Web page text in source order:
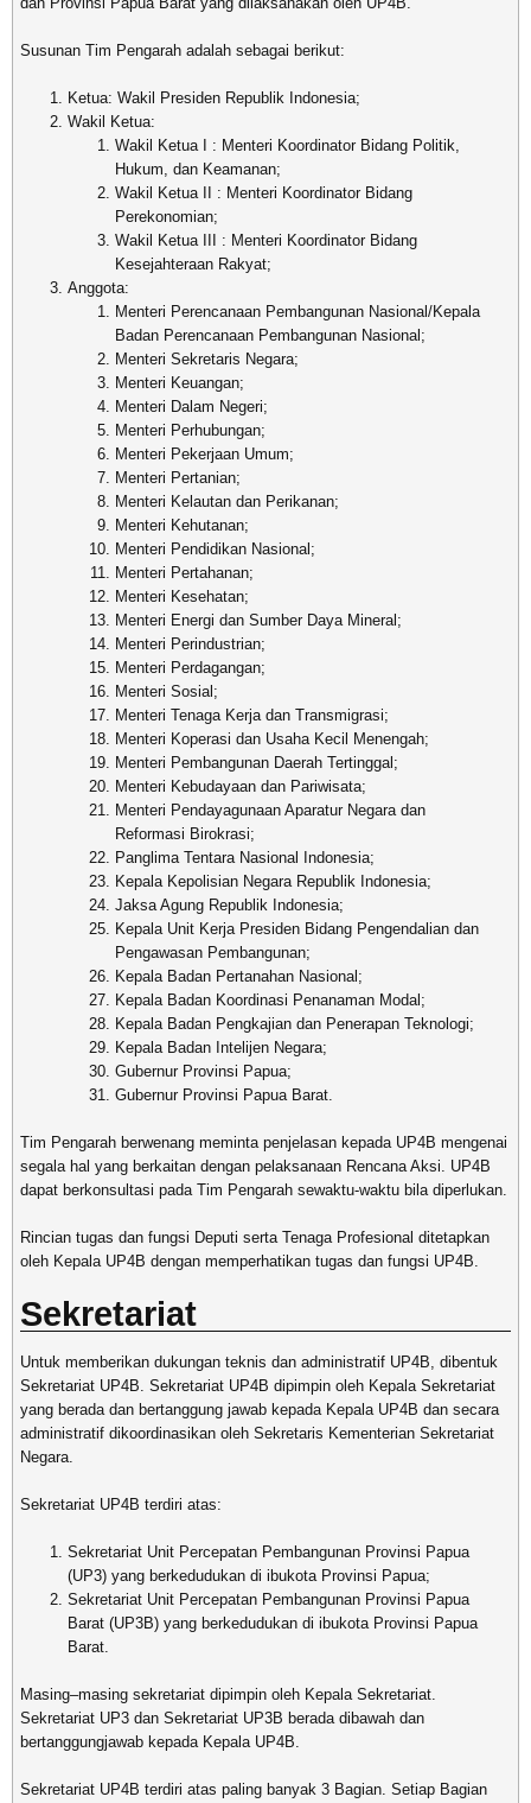
Susunan Tim Pengarah adalah sebagai berikut:
Ketua: Wakil Presiden Republik Indonesia;
Wakil Ketua:
Wakil Ketua I : Menteri Koordinator Bidang Politik,
Hukum, dan Keamanan;
Wakil Ketua II : Menteri Koordinator Bidang
Perekonomian;
Wakil Ketua III : Menteri Koordinator Bidang
Kesejahteraan Rakyat;
Anggota:
Menteri Perencanaan Pembangunan Nasional/Kepala
Badan Perencanaan Pembangunan Nasional;
Menteri Sekretaris Negara;
Menteri Keuangan;
Menteri Dalam Negeri;
Menteri Perhubungan;
Menteri Pekerjaan Umum;
Menteri Pertanian;
Menteri Kelautan dan Perikanan;
Menteri Kehutanan;
Menteri Pendidikan Nasional;
Menteri Pertahanan;
Menteri Kesehatan;
Menteri Energi dan Sumber Daya Mineral;
Menteri Perindustrian;
Menteri Perdagangan;
Menteri Sosial;
Menteri Tenaga Kerja dan Transmigrasi;
Menteri Koperasi dan Usaha Kecil Menengah;
Menteri Pembangunan Daerah Tertinggal;
Menteri Kebudayaan dan Pariwisata;
Menteri Pendayagunaan Aparatur Negara dan
Reformasi Birokrasi;
Panglima Tentara Nasional Indonesia;
Kepala Kepolisian Negara Republik Indonesia;
Jaksa Agung Republik Indonesia;
Kepala Unit Kerja Presiden Bidang Pengendalian dan
Pengawasan Pembangunan;
Kepala Badan Pertanahan Nasional;
Kepala Badan Koordinasi Penanaman Modal;
Kepala Badan Pengkajian dan Penerapan Teknologi;
Kepala Badan Intelijen Negara;
Gubernur Provinsi Papua;
Gubernur Provinsi Papua Barat.
Tim Pengarah berwenang meminta penjelasan kepada UP4B mengenai
segala hal yang berkaitan dengan pelaksanaan Rencana Aksi. UP4B
dapat berkonsultasi pada Tim Pengarah sewaktu-waktu bila diperlukan.
Rincian tugas dan fungsi Deputi serta Tenaga Profesional ditetapkan
oleh Kepala UP4B dengan memperhatikan tugas dan fungsi UP4B.
Sekretariat
Untuk memberikan dukungan teknis dan administratif UP4B, dibentuk
Sekretariat UP4B. Sekretariat UP4B dipimpin oleh Kepala Sekretariat
yang berada dan bertanggung jawab kepada Kepala UP4B dan secara
administratif dikoordinasikan oleh Sekretaris Kementerian Sekretariat
Negara.
Sekretariat UP4B terdiri atas:
Sekretariat Unit Percepatan Pembangunan Provinsi Papua
(UP3) yang berkedudukan di ibukota Provinsi Papua;
Sekretariat Unit Percepatan Pembangunan Provinsi Papua
Barat (UP3B) yang berkedudukan di ibukota Provinsi Papua
Barat.
Masing–masing sekretariat dipimpin oleh Kepala Sekretariat.
Sekretariat UP3 dan Sekretariat UP3B berada dibawah dan
bertanggungjawab kepada Kepala UP4B.
Sekretariat UP4B terdiri atas paling banyak 3 Bagian. Setiap Bagian